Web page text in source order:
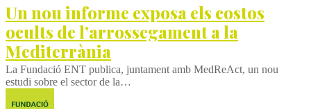
Un nou informe exposa els costos
ocults de l’arrossegament a la
Mediterrània
La Fundació ENT publica, juntament amb MedReAct, un nou
estudi sobre el sector de la…